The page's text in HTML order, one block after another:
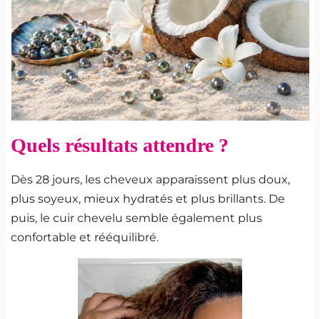
Quels résultats attendre ?
Dès 28 jours, les cheveux apparaissent plus doux,
plus soyeux, mieux hydratés et plus brillants. De
puis, le cuir chevelu semble également plus
confortable et rééquilibré.